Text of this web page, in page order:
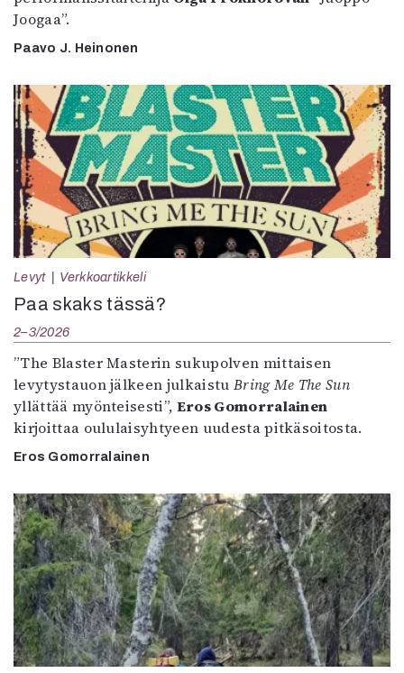
Joogaa”.
Paavo J. Heinonen
Levyt Verkkoartikkeli
Paa skaks tässä?
2–3/2026
”The Blaster Masterin sukupolven mittaisen
levytystauon jälkeen julkaistu Bring Me The Sun
yllättää myönteisesti”, Eros Gomorralainen
kirjoittaa oululaisyhtyeen uudesta pitkäsoitosta.
Eros Gomorralainen